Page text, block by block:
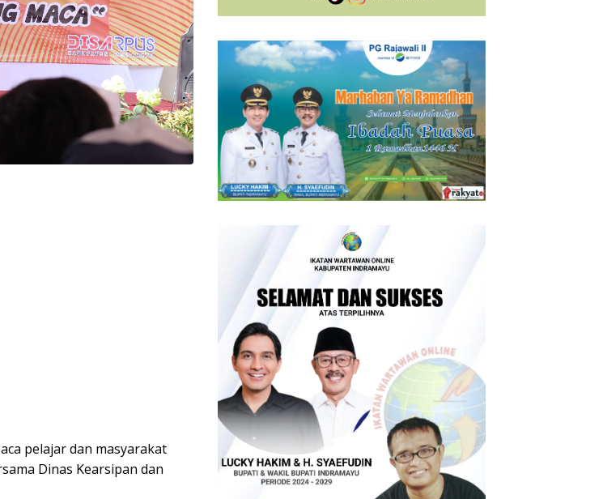
pelajar dan masyarakat
Dinas Kearsipan dan